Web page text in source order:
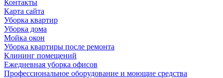
Контакты
Карта сайта
Уборка квартир
Уборка дома
Мойка окон
Уборка квартиры после ремонта
Клининг помещений
Ежедневная уборка офисов
Профессиональное оборудование и моющие средства